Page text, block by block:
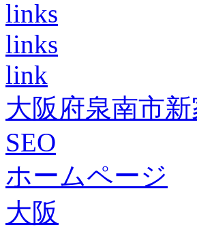
links
links
link
大阪府泉南市
SEO
ホームページ
大阪